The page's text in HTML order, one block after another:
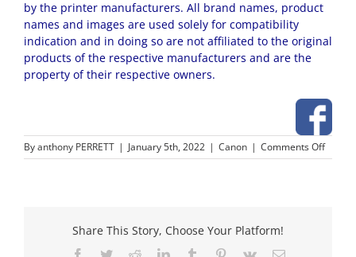
by the printer manufacturers. All brand names, product
names and images are used solely for compatibility
indication and in doing so are not affiliated to the original
products of the respective manufacturers and are the
property of their respective owners.
Byanthony PERRETT | January 5th, 2022 | Canon | Comments Offon
Canon
Share This Story, Choose Your Platform!
Facebook
TwitterRedditLinkedInTumblr Pinterest
Vk Email